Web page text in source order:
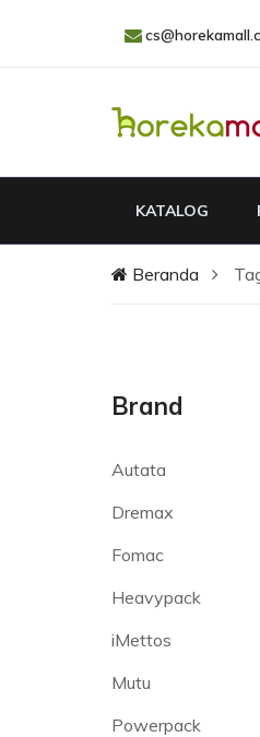
KATALOG
Beranda
Brand
Autata
Dremax
Fomac
Heavypack
iMettos
Mutu
Powerpack